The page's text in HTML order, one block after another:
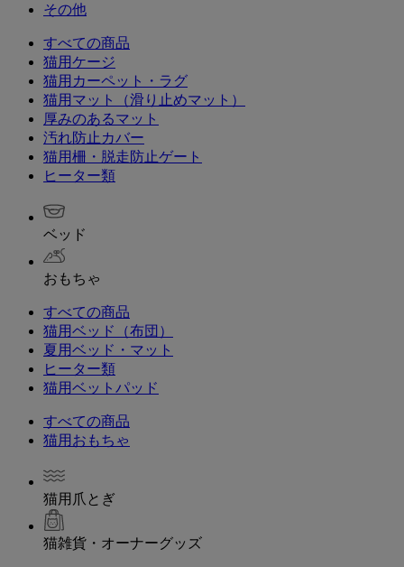
その他
すべての商品
猫用ケージ
猫用カーペット・ラグ
猫用マット（滑り止めマット）
厚みのあるマット
汚れ防止カバー
猫用柵・脱走防止ゲート
ヒーター類
ベッド
おもちゃ
すべての商品
猫用ベッド（布団）
夏用ベッド・マット
ヒーター類
猫用ベットパッド
すべての商品
猫用おもちゃ
猫用爪とぎ
猫雑貨・オーナーグッズ